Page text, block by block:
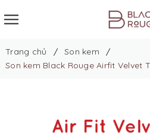
Trang chủ
Son kem
Son kem Black Rouge Airfit Velvet